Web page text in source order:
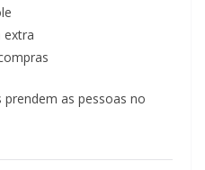
extra
prendem as pessoas no